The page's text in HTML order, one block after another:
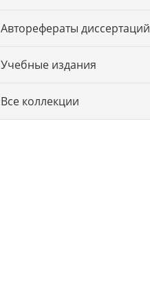
Авторефераты диссертаций
Учебные издания
Все коллекции